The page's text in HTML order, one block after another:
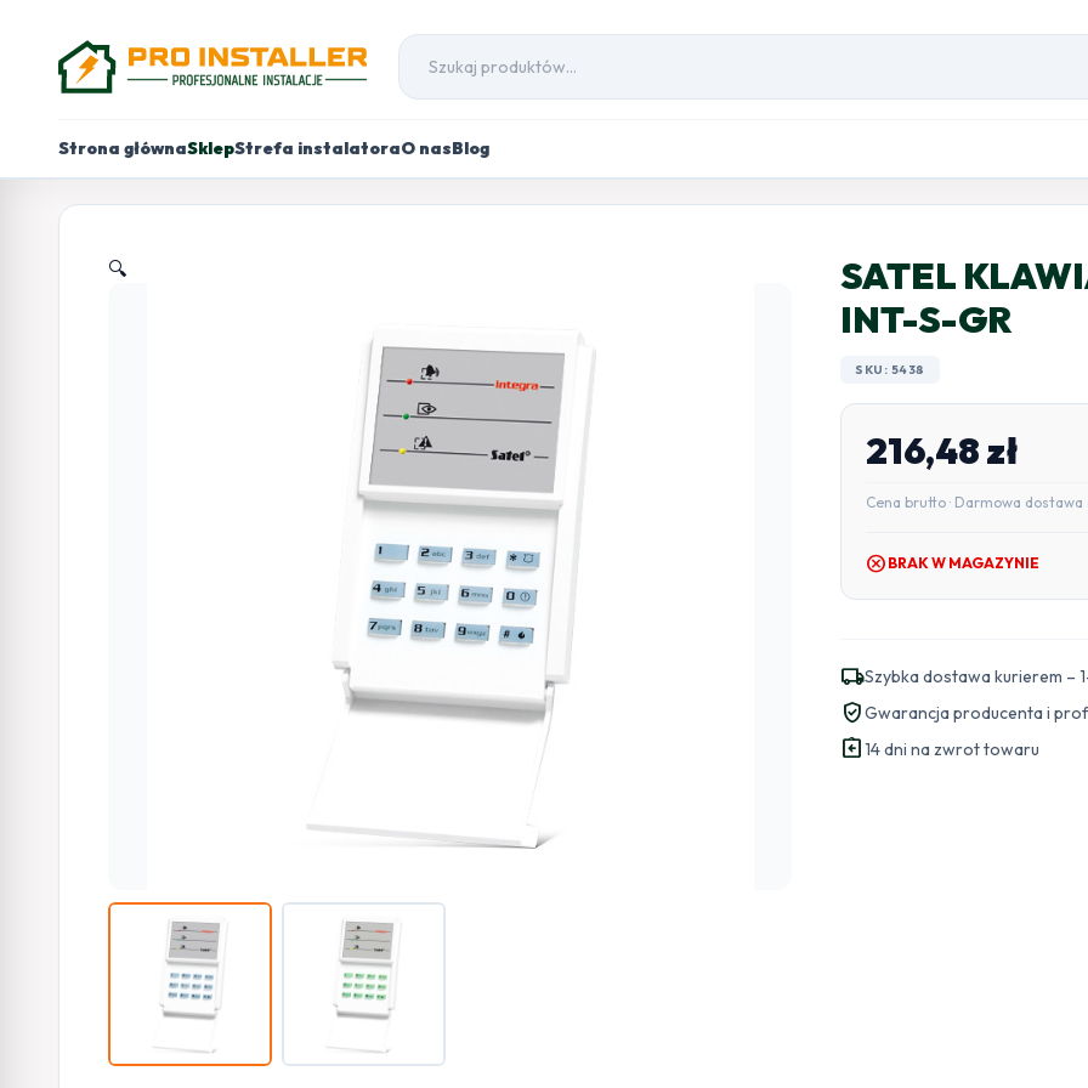
Strona głównaSklepStrefa instalatoraO nasBlog
🔍
SATEL
INT-S-GR
SKU: 5438
216,48zł
Cena brutto · Darmowa dostawa
cancel BRAK W MAGAZYNIE
local_shippingSzybka dostawa kurierem –
verified_userGwarancja producenta i
assignment_return14 dni na zwrot towaru